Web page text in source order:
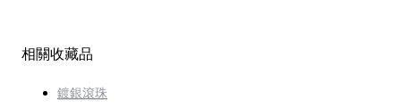
相關收藏品
鍍銀滾珠